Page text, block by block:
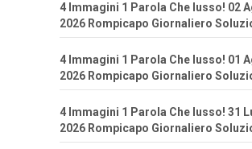
4 Immagini 1 Parola Che lusso! 02
2026 Rompicapo Giornaliero
4 Immagini 1 Parola Che lusso! 01
2026 Rompicapo Giornaliero
4 Immagini 1 Parola Che lusso! 31
2026 Rompicapo Giornaliero